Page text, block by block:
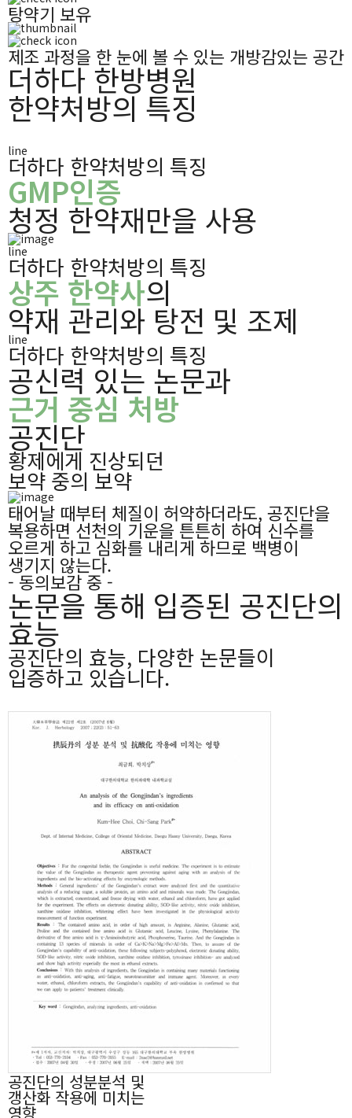
탕약기 보유
제조 과정을 한 눈에 볼 수 있는 개방감있는 공간
더하다 한방병원
한약처방의 특징
line
더하다 한약처방의 특징
GMP인증
청정 한약재만을 사용
line
더하다 한약처방의 특징
상주 한약사의
약재 관리와 탕전 및 조제
line
더하다 한약처방의 특징
공신력 있는 논문과
근거 중심 처방
공진단
황제에게 진상되던
보약 중의 보약
태어날 때부터 체질이 허약하더라도, 공진단을
복용하면 선천의 기운을 튼튼히 하여 신수를
오르게 하고 심화를 내리게 하므로 백병이
생기지 않는다.
- 동의보감 중 -
논문을 통해 입증된 공진단의
효능
공진단의 효능, 다양한 논문들이
입증하고 있습니다.
공진단의 성분분석 및
갱산화 작용에 미치는
영향